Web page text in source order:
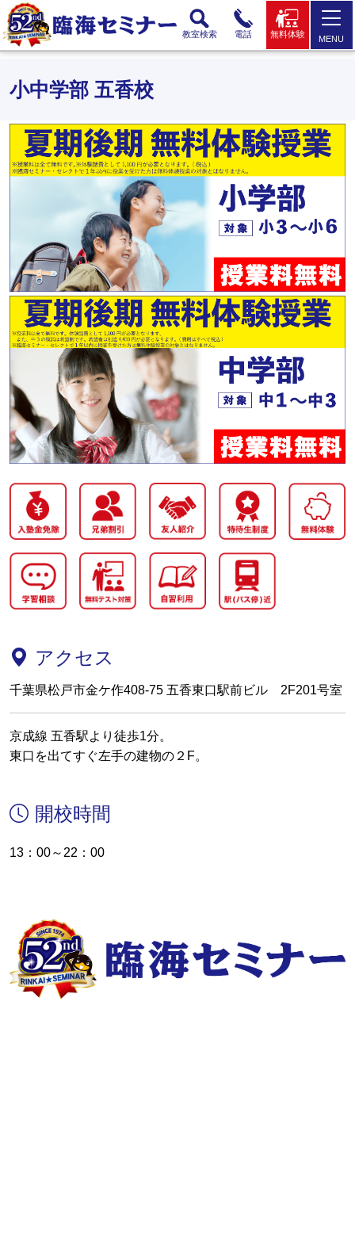
教室検索 電話 無料体験 MENU
小中学部 五香校
アクセス
千葉県松戸市金ケ作408-75 五香東口駅前ビル 2F201号室
京成線 五香駅より徒歩1分。
東口を出てすぐ左手の建物の２F。
開校時間
13：00～22：00